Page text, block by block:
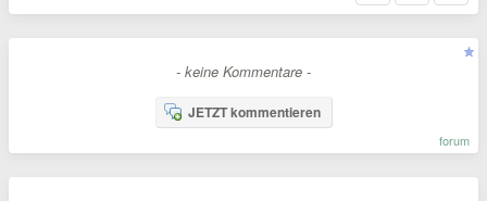
- keine Kommentare -
JETZT kommentieren
forum